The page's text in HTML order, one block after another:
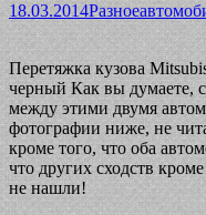
18.03.2014Разное
Перетяжка кузова
черный Как вы думаете,
между этими двумя
фотографии ниже, не
кроме того, что оба
что других сходств
не нашли!